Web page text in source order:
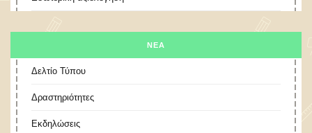
ΝΕΑ
Δελτίο Τύπου
Δραστηριότητες
Εκδηλώσεις